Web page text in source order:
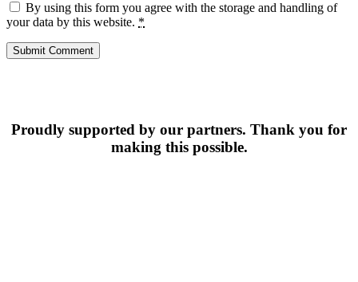
By using this form you agree with the storage and handling of
your data by this website. *
Proudly supported by our partners. Thank you for
making this possible.